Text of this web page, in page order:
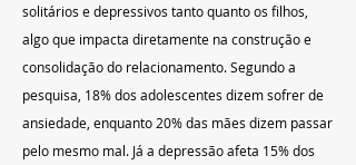
solitários e depressivos tanto quanto os filhos,
algo que impacta diretamente na construção e
consolidação do relacionamento. Segundo a
pesquisa, 18% dos adolescentes dizem sofrer de
ansiedade, enquanto 20% das mães dizem passar
pelo mesmo mal. Já a depressão afeta 15% dos